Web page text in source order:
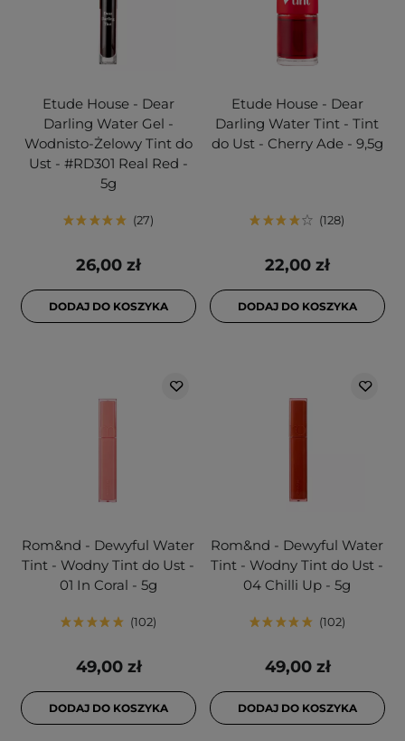
Etude House - Dear
Darling Water Gel -
Wodnisto-Żelowy Tint do
Ust - #RD301 Real Red -
5g
27
26,00 zł
DODAJ DO KOSZYKA
Etude House - Dear
Darling Water Tint - Tint
do Ust - Cherry Ade - 9,5g
128
22,00 zł
DODAJ DO KOSZYKA
Rom&nd - Dewyful Water
Tint - Wodny Tint do Ust -
01 In Coral - 5g
102
49,00 zł
DODAJ DO KOSZYKA
Rom&nd - Dewyful Water
Tint - Wodny Tint do Ust -
04 Chilli Up - 5g
102
49,00 zł
DODAJ DO KOSZYKA